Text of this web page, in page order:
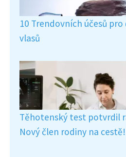
10 Trendovních účesů
vlasů
Těhotenský test potvrdil
Nový člen rodiny na cestě!